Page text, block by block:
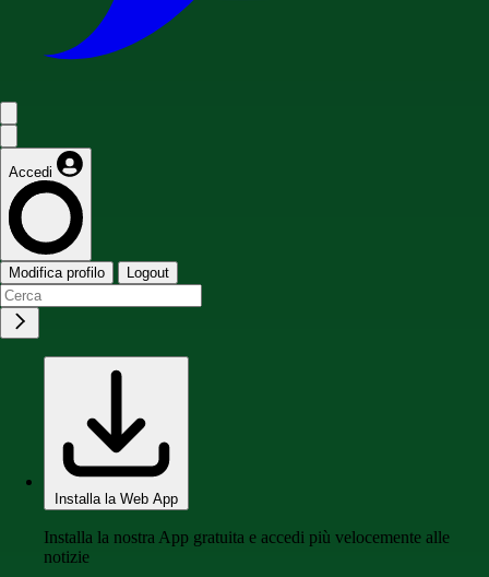
Accedi
Modifica profilo Logout
Installa la Web App
Installa la nostra App gratuita e accedi più velocemente alle
notizie